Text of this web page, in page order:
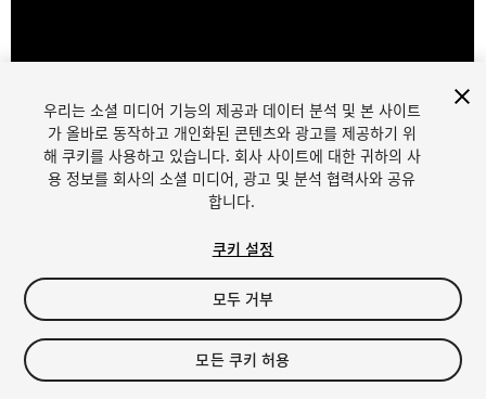
1/2
$39.99
Seat
우리는 소셜 미디어 기능의 제공과 데이터 분석 및 본 사이트
가 올바로 동작하고 개인화된 콘텐츠와 광고를 제공하기 위
해 쿠키를 사용하고 있습니다. 회사 사이트에 대한 귀하의 사
용 정보를 회사의 소셜 미디어, 광고 및 분석 협력사와 공유
합니다.
쿠키 설정
모두 거부
모든 쿠키 허용